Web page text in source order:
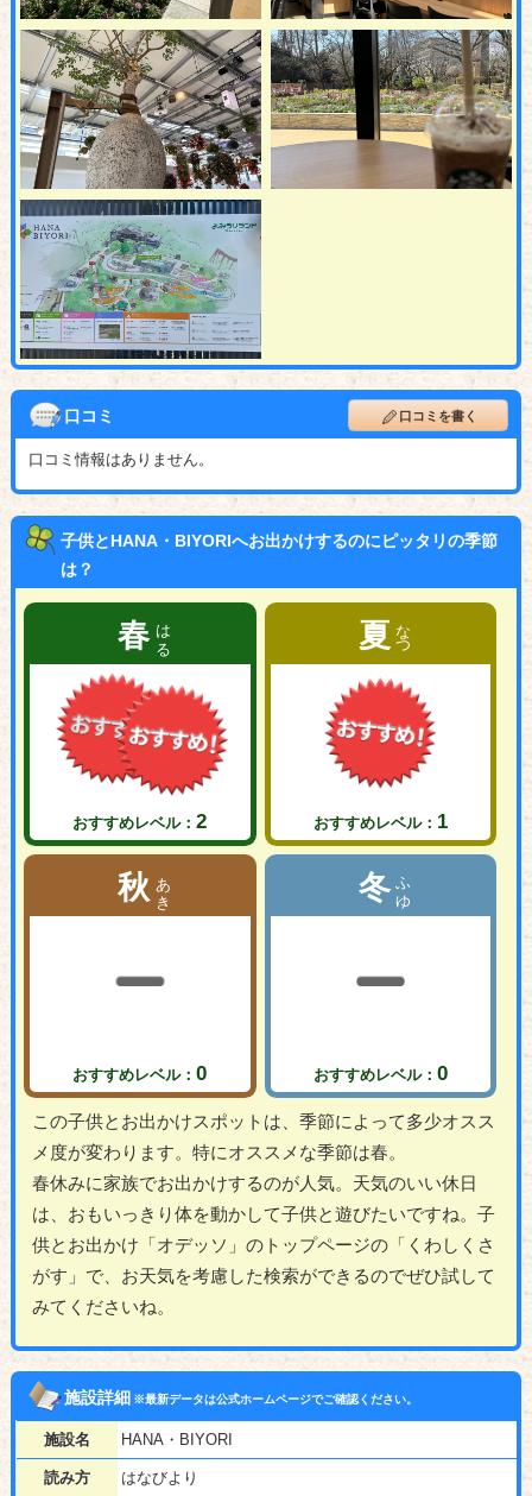
口コミ 口コミを書く
口コミ情報はありません。
子供とHANA・BIYORIへお出かけするのにピッタリの季節
は？
春はる
おすすめレベル：2
夏なつ
おすすめレベル： 1
秋 あき
おすすめレベル：0
冬ふゆ
おすすめレベル： 0
この子供とお出かけスポットは、季節によって多少オスス
メ度が変わります。特にオススメな季節は春。
春休みに家族でお出かけするのが人気。天気のいい休日
は、おもいっきり体を動かして子供と遊びたいですね。子
供とお出かけ「オデッソ」のトップページの「くわしくさ
がす」で、お天気を考慮した検索ができるのでぜひ試して
みてくださいね。
施設詳細※最新データは公式ホームページでご確認ください。
施設名 HANA・BIYORI
読み方 はなびより